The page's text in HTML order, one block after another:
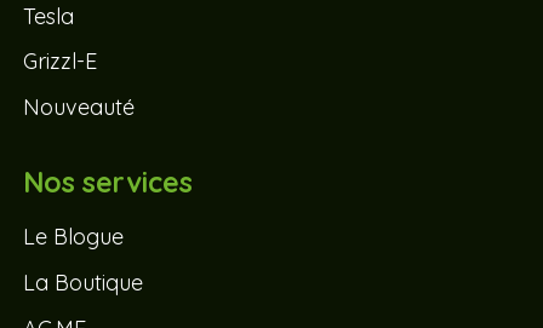
Tesla
Grizzl-E
Nouveauté
Nos services
Le Blogue
La Boutique